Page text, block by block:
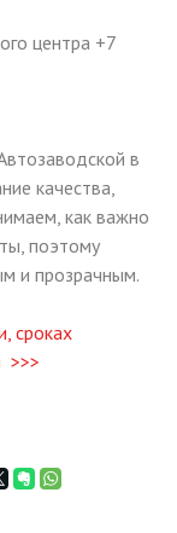
центра +7
в
качества,
как важно
поэтому
и прозрачным.
сроках
>>>